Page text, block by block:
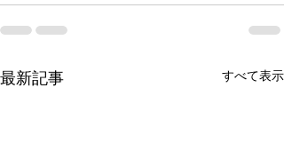
最新記事 すべて表示